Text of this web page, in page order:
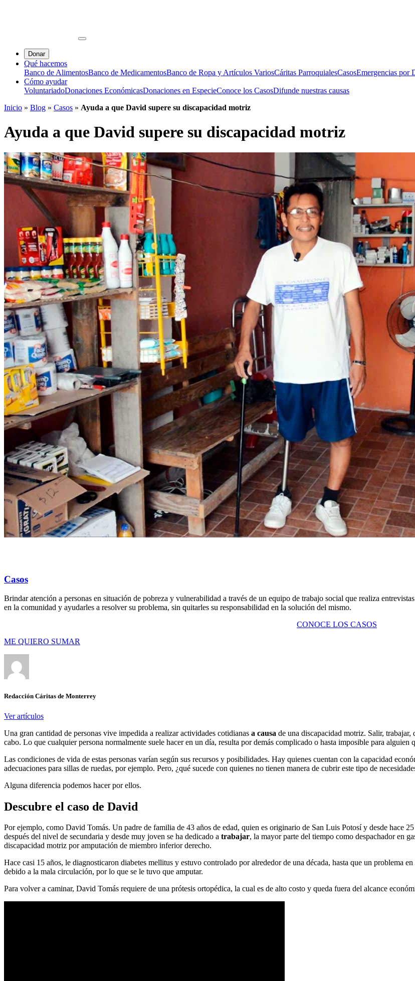
Donar
Qué hacemos
Banco de AlimentosBanco de MedicamentosBanco de Ropa y Artículos VariosCáritas ParroquialesCasosEmergencias por
Cómo ayudar
VoluntariadoDonaciones EconómicasDonaciones en EspecieConoce los CasosDifunde nuestras causas
Inicio » Blog » Casos » Ayuda a que David supere su discapacidad motriz
Ayuda a que David supere su discapacidad motriz
Casos
Brindar atención a personas en situación de pobreza y vulnerabilidad a través de un equipo de trabajo social que realiza
en la comunidad y ayudarles a resolver su problema, sin quitarles su responsabilidad en la solución del mismo.
CONOCE LOS CASOS
ME QUIERO SUMAR
Redacción Cáritas de Monterrey
Ver artículos
Una gran cantidad de personas vive impedida a realizar actividades cotidianas a causa de una discapacidad motriz. Salir,
cabo. Lo que cualquier persona normalmente suele hacer en un día, resulta por demás complicado o hasta imposible para alguien
Las condiciones de vida de estas personas varían según sus recursos y posibilidades. Hay quienes cuentan con la capacidad
adecuaciones para sillas de ruedas, por ejemplo. Pero, ¿qué sucede con quienes no tienen manera de cubrir este tipo de
Alguna diferencia podemos hacer por ellos.
Descubre el caso de David
Por ejemplo, como David Tomás. Un padre de familia de 43 años de edad, quien es originario de San Luis Potosí y desde hace
después del nivel de secundaria y desde muy joven se ha dedicado a trabajar, la mayor parte del tiempo como despachador en
discapacidad motriz por amputación de miembro inferior derecho.
Hace casi 15 años, le diagnosticaron diabetes mellitus y estuvo controlado por alrededor de una década, hasta que un problema
debido a la mala circulación, por lo que se le tuvo que amputar.
Para volver a caminar, David Tomás requiere de una prótesis ortopédica, la cual es de alto costo y queda fuera del alcance